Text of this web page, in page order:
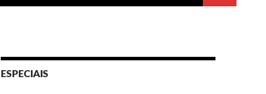
ESPECIAIS